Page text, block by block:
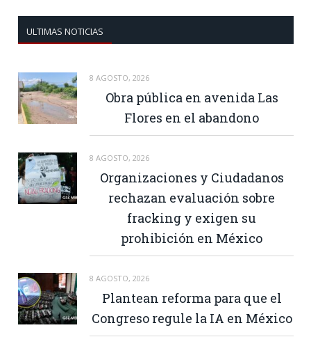
ULTIMAS NOTICIAS
8 AGOSTO, 2026
Obra pública en avenida Las
Flores en el abandono
8 AGOSTO, 2026
Organizaciones y Ciudadanos
rechazan evaluación sobre
fracking y exigen su
prohibición en México
8 AGOSTO, 2026
Plantean reforma para que el
Congreso regule la IA en México